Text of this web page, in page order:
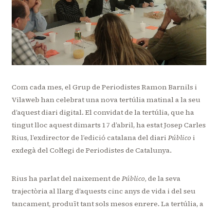
Com cada mes, el Grup de Periodistes Ramon Barnils i
Vilaweb han celebrat una nova tertúlia matinal a la seu
d’aquest diari digital. El convidat de la tertúlia, que ha
tingut lloc aquest dimarts 17 d’abril, ha estat Josep Carles
Rius, l’exdirector de l’edició catalana del diari Público i
exdegà del Col·legi de Periodistes de Catalunya.
Rius ha parlat del naixement de Público, de la seva
trajectòria al llarg d’aquests cinc anys de vida i del seu
tancament, produït tant sols mesos enrere. La tertúlia, a